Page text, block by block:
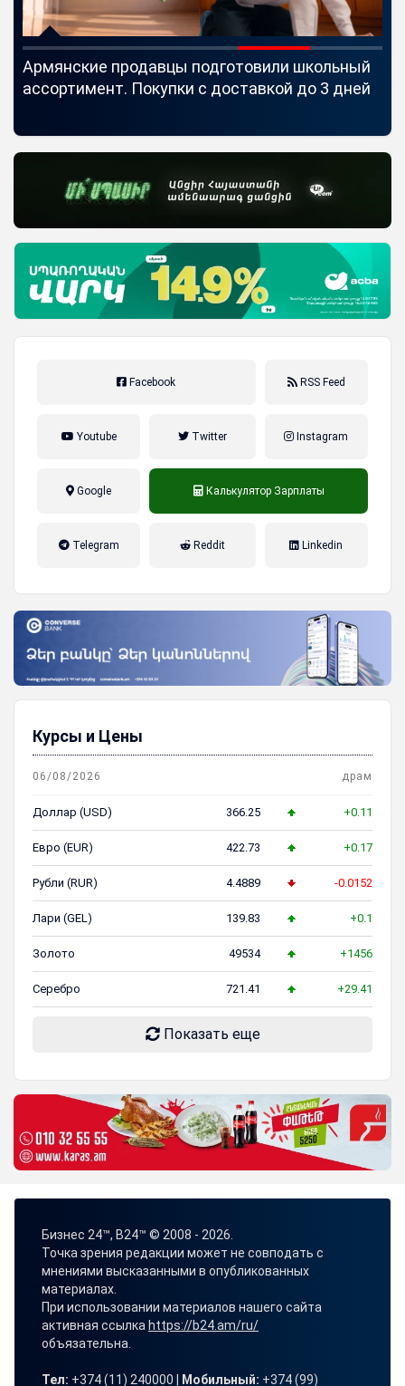
Армянские продавцы подготовили школьный
ассортимент. Покупки с доставкой до 3 дней
Facebook RSS Feed
Youtube Twitter Instagram
Google Калькулятор Зарплаты
Telegram Reddit Linkedin
Курсы и Цены
06/08/2026 драм
Доллар (USD) 366.25 +0.11
Евро (EUR) 422.73 +0.17
Рубли (RUR) 4.4889 -0.0152
Лари (GEL) 139.83 +0.1
Золото 49534 +1456
Серебро 721.41 +29.41
Показать еще
Бизнес 24™, B24™ © 2008 - 2026.
Точка зрения редакции может не совподать с
мнениями высказанными в опубликованных
материалах.
При использовании материалов нашего сайта
активная ссылка https://b24.am/ru/
объязательна.
Тел: +374 (11) 240000 | Мобильный: +374 (99)